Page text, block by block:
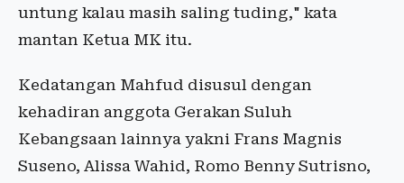
untung kalau masih saling tuding," kata
mantan Ketua MK itu.
Kedatangan Mahfud disusul dengan
kehadiran anggota Gerakan Suluh
Kebangsaan lainnya yakni Frans Magnis
Suseno, Alissa Wahid, Romo Benny Sutrisno,